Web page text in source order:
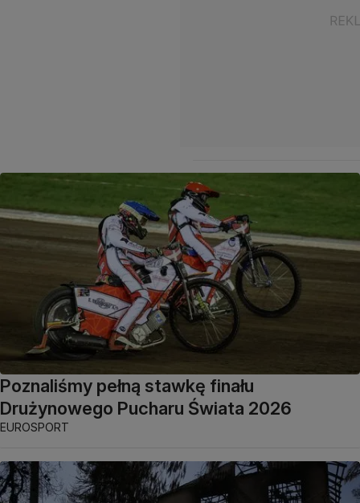
Poznaliśmy pełną stawkę finału
Drużynowego Pucharu Świata 2026
EUROSPORT